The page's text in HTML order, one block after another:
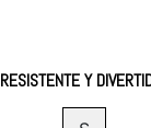
RESISTENTE Y